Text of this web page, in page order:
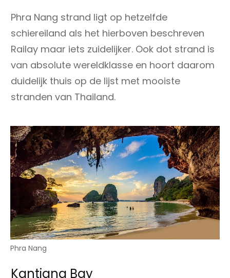
Phra Nang strand ligt op hetzelfde
schiereiland als het hierboven beschreven
Railay maar iets zuidelijker. Ook dot strand is
van absolute wereldklasse en hoort daarom
duidelijk thuis op de lijst met mooiste
stranden van Thailand.
Phra Nang
Kantiang Bay